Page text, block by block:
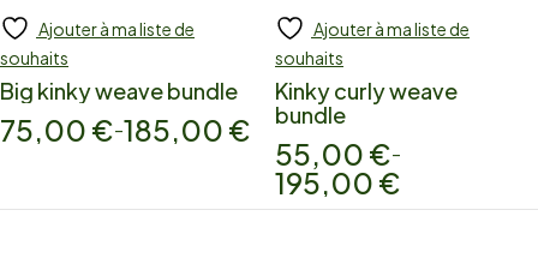
Ajouter à ma liste de
souhaits
Big kinky weave bundle
75,00 €–185,00 €
Ajouter à ma liste de
souhaits
Kinky curly weave
bundle
55,00 €–
195,00 €